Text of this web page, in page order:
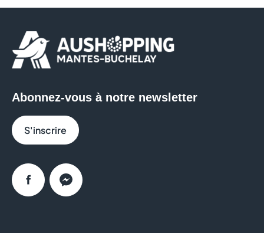
Abonnez-vous à notre newsletter
S'inscrire
FacebookMessenger